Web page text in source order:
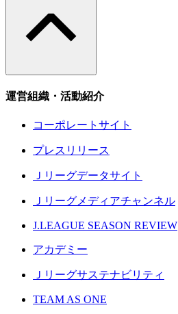
運営組織・活動紹介
コーポレートサイト
プレスリリース
Ｊリーグデータサイト
Ｊリーグメディアチャンネル
J.LEAGUE SEASON REVIEW
アカデミー
Ｊリーグサステナビリティ
TEAM AS ONE